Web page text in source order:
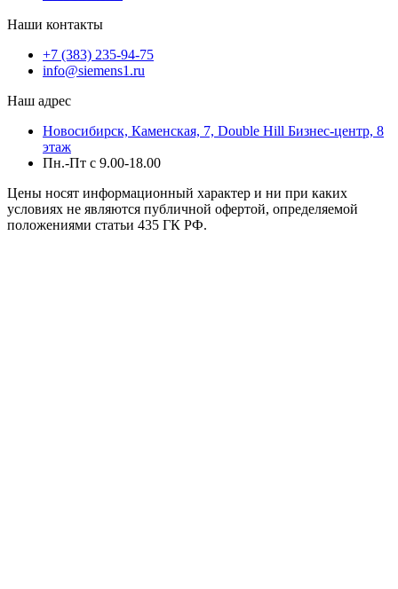
Наши контакты
+7 (383) 235-94-75
info@siemens1.ru
Наш адрес
Новосибирск, Каменская, 7, Double Hill ​Бизнес-центр, 8
этаж
Пн.-Пт с 9.00-18.00
Цены носят информационный характер и ни при каких
условиях не являются публичной офертой, определяемой
положениями статьи 435 ГК РФ.